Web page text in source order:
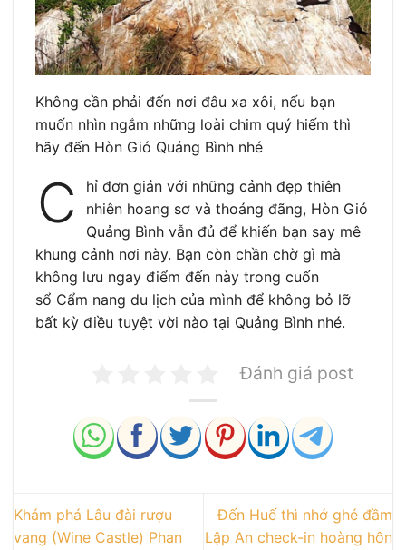
Không cần phải đến nơi đâu xa xôi, nếu bạn
muốn nhìn ngắm những loài chim quý hiếm thì
hãy đến Hòn Gió Quảng Bình nhé
C
hỉ đơn giản với những cảnh đẹp thiên
nhiên hoang sơ và thoáng đãng, Hòn Gió
Quảng Bình vẫn đủ để khiến bạn say mê
khung cảnh nơi này. Bạn còn chần chờ gì mà
không lưu ngay điểm đến này trong cuốn
sổ Cẩm nang du lịch của mình để không bỏ lỡ
bất kỳ điều tuyệt vời nào tại Quảng Bình nhé.
Đánh giá post
Khám phá Lâu đài rượu
vang (Wine Castle) Phan
Đến Huế thì nhớ ghé đầm
Lập An check-in hoàng hôn